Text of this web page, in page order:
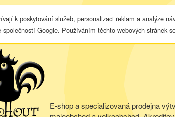
k poskytování služeb, personalizaci reklam a analýze
Google. Používáním těchto webových stránek
E-shop a specializovaná prodejna